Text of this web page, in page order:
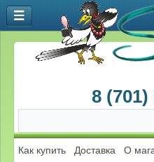
8 (701)
Как купить Доставка О